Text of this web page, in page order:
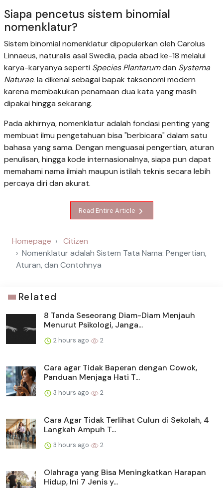
Siapa pencetus sistem binomial
nomenklatur?
Sistem binomial nomenklatur dipopulerkan oleh Carolus
Linnaeus, naturalis asal Swedia, pada abad ke-18 melalui
karya-karyanya seperti Species Plantarumdan Systema
Naturae. Ia dikenal sebagai bapak taksonomi modern
karena membakukan penamaan dua kata yang masih
dipakai hingga sekarang.
Pada akhirnya, nomenklatur adalah fondasi penting yang
membuat ilmu pengetahuan bisa "berbicara" dalam satu
bahasa yang sama. Dengan menguasai pengertian, aturan
penulisan, hingga kode internasionalnya, siapa pun dapat
memahami nama ilmiah maupun istilah teknis secara lebih
percaya diri dan akurat.
Read Entire Article
Homepage
Citizen
Nomenklatur adalah Sistem Tata Nama: Pengertian,
Aturan, dan Contohnya
Related
8 Tanda Seseorang Diam-Diam Menjauh
Menurut Psikologi, Janga...
2 hours ago 2
Cara agar Tidak Baperan dengan Cowok,
Panduan Menjaga Hati T...
3 hours ago 2
Cara Agar Tidak Terlihat Culun di Sekolah, 4
Langkah Ampuh T...
3 hours ago 2
Olahraga yang Bisa Meningkatkan Harapan
Hidup, Ini 7 Jenis y...